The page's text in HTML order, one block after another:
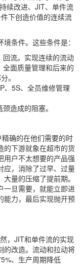
续改进、JIT、单件流
下创造价值的连续流
条件。这些条件是：
流。实现连续的流动
面质量管理和后来的
。
、5S、全员维修管理
造成的阻塞。
确的在他们需要的时
的下游就象在超市的货
用户不太想要的产品强
应，消除了过早、过量
量的压缩了提前期。
一旦需要，就能立即进
能力，最后实现抛开预
，JIT和单件流的实现
的改造。流动和拉动将
、生产周期降低